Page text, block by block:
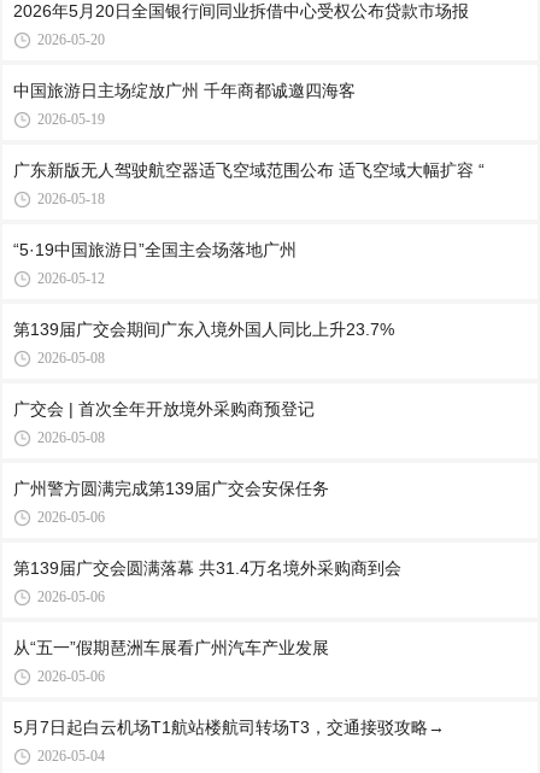
2026年5月20日全国银行间同业拆借中心受权公布贷款市场报
2026-05-20
中国旅游日主场绽放广州 千年商都诚邀四海客
2026-05-19
广东新版无人驾驶航空器适飞空域范围公布 适飞空域大幅扩容 “
2026-05-18
“5·19中国旅游日”全国主会场落地广州
2026-05-12
第139届广交会期间广东入境外国人同比上升23.7%
2026-05-08
广交会 | 首次全年开放境外采购商预登记
2026-05-08
广州警方圆满完成第139届广交会安保任务
2026-05-06
第139届广交会圆满落幕 共31.4万名境外采购商到会
2026-05-06
从“五一”假期琶洲车展看广州汽车产业发展
2026-05-06
5月7日起白云机场T1航站楼航司转场T3，交通接驳攻略→
2026-05-04